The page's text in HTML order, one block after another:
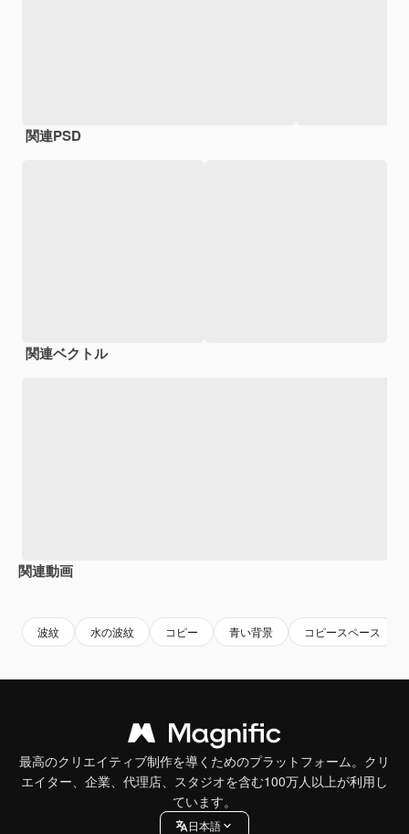
関連PSD
関連ベクトル
関連動画
波紋 水の波紋 コピー 青い背景 コピースペース
最高のクリエイティブ制作を導くためのプラットフォーム。クリ
エイター、企業、代理店、スタジオを含む100万人以上が利用し
ています。
日本語